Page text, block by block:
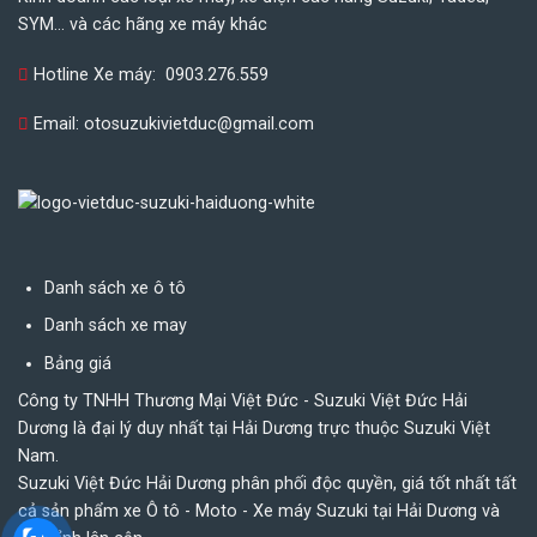
SYM... và các hãng xe máy khác
Hotline Xe máy: 0903.276.559
Email: otosuzukivietduc@gmail.com
Danh sách xe ô tô
Danh sách xe may
Bảng giá
Công ty TNHH Thương Mại Việt Đức - Suzuki Việt Đức Hải
Dương là đại lý duy nhất tại Hải Dương trực thuộc Suzuki Việt
Nam.
Suzuki Việt Đức Hải Dương phân phối độc quyền, giá tốt nhất tất
cả sản phẩm xe Ô tô - Moto - Xe máy Suzuki tại Hải Dương và